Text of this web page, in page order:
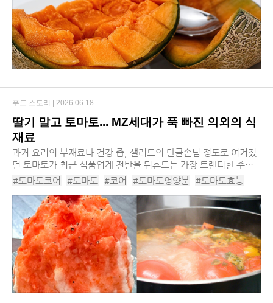
딸기 말고 토마토... MZ세대가 푹 빠진 의외의 식
재료
과거 요리의 부재료나 건강 즙, 샐러드의 단골손님 정도로 여겨졌
던 토마토가 최근 식품업계 전반을 뒤흔드는 가장 트렌디한 주역
으로 우뚝 섰습니다. 이른바 ‘토마토 코어(Tomato-core)’라 불리
#토마토코어 #토마토 #코어 #토마토영양분 #토마토효능
#토마토레시피 #토마토요리 #슈퍼푸드 #저속노화
#헬시플레저 #토마토종류 #토마토빙수 #단마토
#토마토가공시장
#토마토품종
푸드 스토리 | 2026.06.18